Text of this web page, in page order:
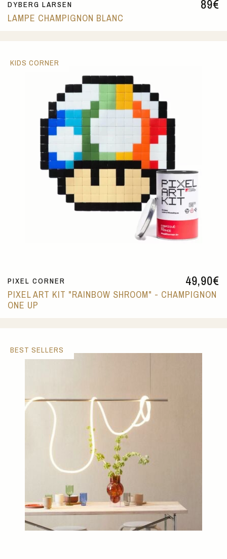
89€
DYBERG LARSEN
LAMPE CHAMPIGNON BLANC
49,90€
PIXEL CORNER
PIXEL ART KIT "RAINBOW SHROOM" - CHAMPIGNON
ONE UP
KIDS CORNER
BEST SELLERS